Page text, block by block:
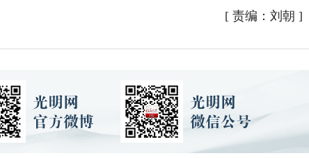
[ 责编：刘朝 ]